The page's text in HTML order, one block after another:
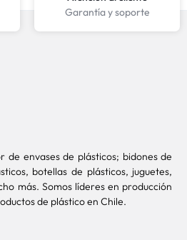
Garantía y soporte
de envases de plásticos; bidones de
botellas de plásticos, juguetes,
más. Somos líderes en producción
de plástico en Chile.